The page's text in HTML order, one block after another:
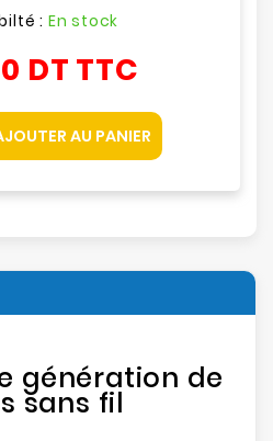
: En stock
DT TTC
AU PANIER
génération de
sans fil